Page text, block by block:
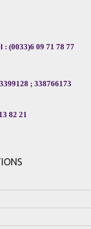
: (0033)6 09 71 78 77
; 338766173
82 21